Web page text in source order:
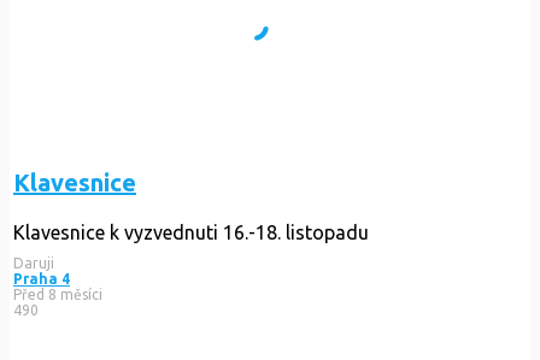
Klavesnice
Klavesnice k vyzvednuti 16.-18. listopadu
Daruji
Praha 4
Před 8 měsíci
490